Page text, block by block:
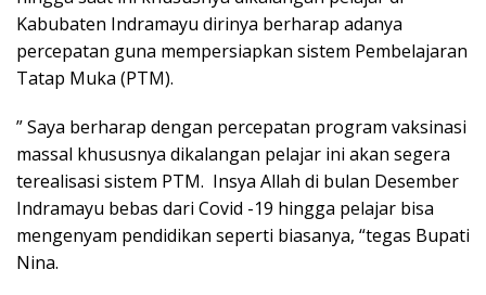
Kabubaten Indramayu dirinya berharap adanya
percepatan guna mempersiapkan sistem Pembelajaran
Tatap Muka (PTM).
” Saya berharap dengan percepatan program vaksinasi
massal khususnya dikalangan pelajar ini akan segera
terealisasi sistem PTM. Insya Allah di bulan Desember
Indramayu bebas dari Covid -19 hingga pelajar bisa
mengenyam pendidikan seperti biasanya, “tegas Bupati
Nina.